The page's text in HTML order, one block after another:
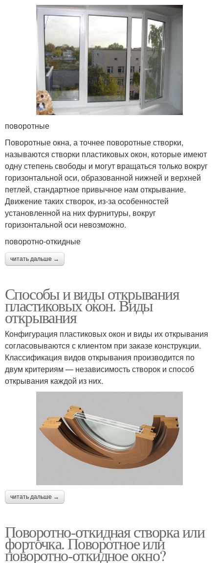
поворотные
Поворотные окна, а точнее поворотные створки,
называются створки пластиковых окон, которые имеют
одну степень свободы и могут вращаться только вокруг
горизонтальной оси, образованной нижней и верхней
петлей, стандартное привычное нам открывание.
Движение таких створок, из-за особенностей
установленной на них фурнитуры, вокруг
горизонтальной оси невозможно.
поворотно-откидные
читать дальше →
Способы и виды открывания
пластиковых окон. Виды
открывания
Конфигурация пластиковых окон и виды их открывания
согласовываются с клиентом при заказе конструкции.
Классификация видов открывания производится по
двум критериям — независимость створок и способ
открывания каждой из них.
читать дальше →
Поворотно-откидная створка или
форточка. Поворотное или
поворотно-откидное окно?